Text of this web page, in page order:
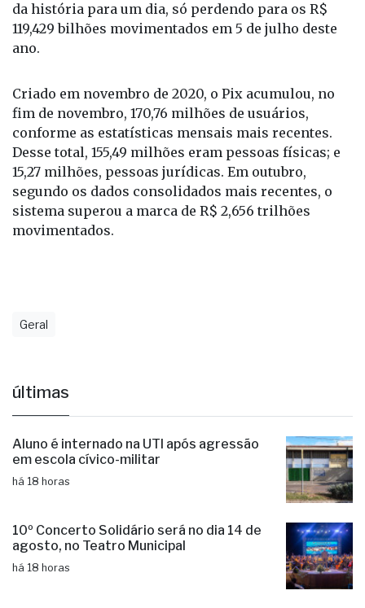
da história para um dia, só perdendo para os R$
119,429 bilhões movimentados em 5 de julho deste
ano.
Criado em novembro de 2020, o Pix acumulou, no
fim de novembro, 170,76 milhões de usuários,
conforme as estatísticas mensais mais recentes.
Desse total, 155,49 milhões eram pessoas físicas; e
15,27 milhões, pessoas jurídicas. Em outubro,
segundo os dados consolidados mais recentes, o
sistema superou a marca de R$ 2,656 trilhões
movimentados.
Geral
últimas
Aluno é internado na UTI após agressão
em escola cívico-militar
há 18 horas
10º Concerto Solidário será no dia 14 de
agosto, no Teatro Municipal
há 18 horas